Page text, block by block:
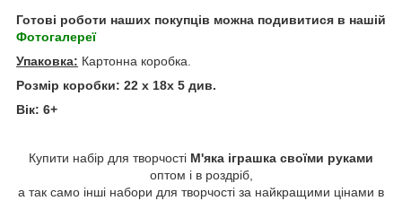
Готові роботи наших покупців можна подивитися в нашій
Фотогалереї
Упаковка: Картонна коробка.
Розмір коробки: 22 х 18х 5 див.
Вік: 6+
Купити набір для творчості М'яка іграшка своїми руками
оптом і в роздріб,
а так само інші набори для творчості за найкращими цінами в